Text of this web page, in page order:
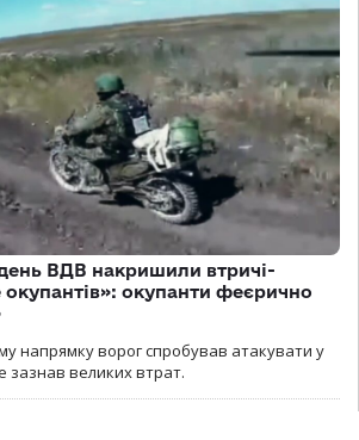
ВДВ накришили втричі-
окупантів»: окупанти феєрично
напрямку ворог спробував атакувати у
зазнав великих втрат.